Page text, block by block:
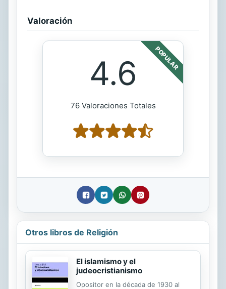
Valoración
POPULAR
4.6
76 Valoraciones Totales
Otros libros de Religión
El islamismo y el
judeocristianismo
Opositor en la década de 1930 al